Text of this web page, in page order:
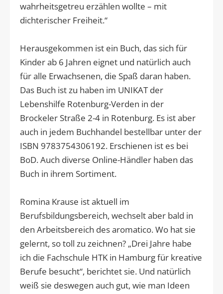
wahrheitsgetreu erzählen wollte – mit
dichterischer Freiheit.“
Herausgekommen ist ein Buch, das sich für
Kinder ab 6 Jahren eignet und natürlich auch
für alle Erwachsenen, die Spaß daran haben.
Das Buch ist zu haben im UNIKAT der
Lebenshilfe Rotenburg-Verden in der
Brockeler Straße 2-4 in Rotenburg. Es ist aber
auch in jedem Buchhandel bestellbar unter der
ISBN 9783754306192. Erschienen ist es bei
BoD. Auch diverse Online-Händler haben das
Buch in ihrem Sortiment.
Romina Krause ist aktuell im
Berufsbildungsbereich, wechselt aber bald in
den Arbeitsbereich des aromatico. Wo hat sie
gelernt, so toll zu zeichnen? „Drei Jahre habe
ich die Fachschule HTK in Hamburg für kreative
Berufe besucht“, berichtet sie. Und natürlich
weiß sie deswegen auch gut, wie man Ideen